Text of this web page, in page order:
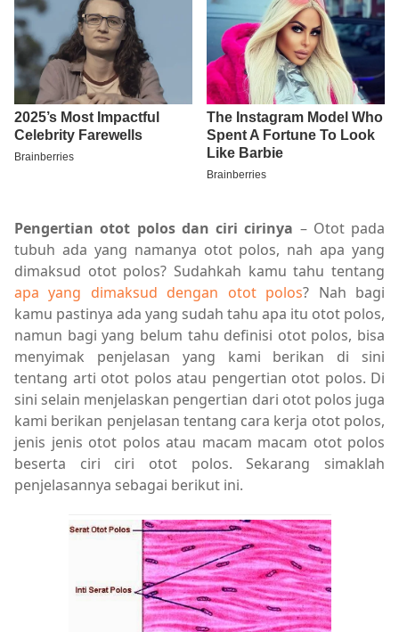
Pengertian otot polos dan ciri cirinya – Otot pada
tubuh ada yang namanya otot polos, nah apa yang
dimaksud otot polos? Sudahkah kamu tahu tentang
apa yang dimaksud dengan otot polos? Nah bagi
kamu pastinya ada yang sudah tahu apa itu otot polos,
namun bagi yang belum tahu definisi otot polos, bisa
menyimak penjelasan yang kami berikan di sini
tentang arti otot polos atau pengertian otot polos. Di
sini selain menjelaskan pengertian dari otot polos juga
kami berikan penjelasan tentang cara kerja otot polos,
jenis jenis otot polos atau macam macam otot polos
beserta ciri ciri otot polos. Sekarang simaklah
penjelasannya sebagai berikut ini.